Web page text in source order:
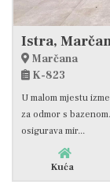
Marčana
K-823
U malom mjestu
za odmor s
osigurava mir...
Kuća